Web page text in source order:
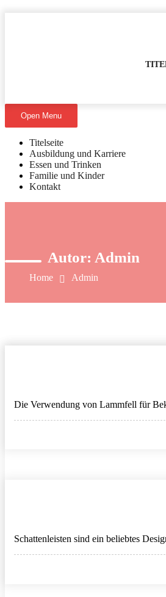
Open Menu
Titelseite
Ausbildung und Karriere
Essen und Trinken
Familie und Kinder
Kontakt
Autor: Admin
Home Admin
Die Verwendung von Lammfell für
Schattenleisten sind ein beliebtes